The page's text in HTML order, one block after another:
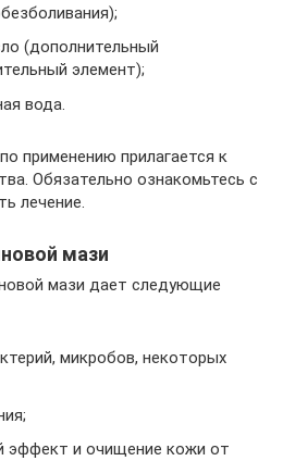
(дополнительный
элемент);
вода.
применению прилагается к
Обязательно ознакомьтесь с
лечение.
мази
мази дает следующие
микробов, некоторых
эффект и очищение кожи от